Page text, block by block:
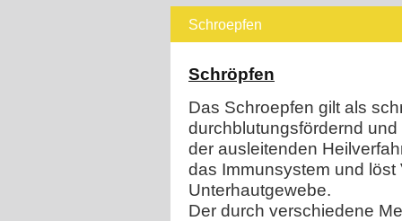
Schroepfen
Schröpfen
Das Schroepfen gilt als
durchblutungsfördernd
der ausleitenden
das Immunsystem und
Unterhautgewebe.
Der durch verschiedene